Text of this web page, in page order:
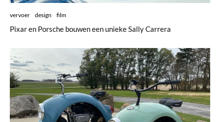
vervoer design film
Pixar en Porsche bouwen een unieke Sally Carrera